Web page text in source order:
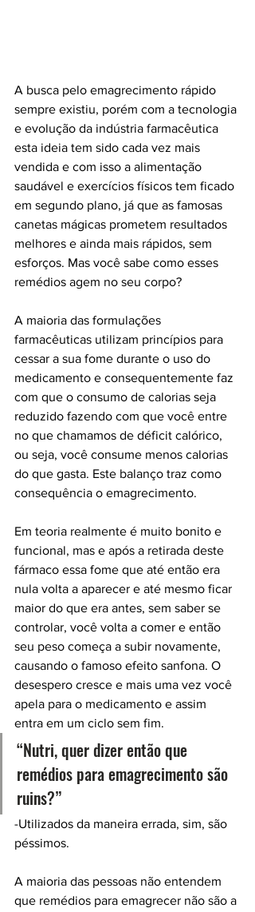
A busca pelo emagrecimento rápido
sempre existiu, porém com a tecnologia
e evolução da indústria farmacêutica
esta ideia tem sido cada vez mais
vendida e com isso a alimentação
saudável e exercícios físicos tem ficado
em segundo plano, já que as famosas
canetas mágicas prometem resultados
melhores e ainda mais rápidos, sem
esforços. Mas você sabe como esses
remédios agem no seu corpo?
A maioria das formulações
farmacêuticas utilizam princípios para
cessar a sua fome durante o uso do
medicamento e consequentemente faz
com que o consumo de calorias seja
reduzido fazendo com que você entre
no que chamamos de déficit calórico,
ou seja, você consume menos calorias
do que gasta. Este balanço traz como
consequência o emagrecimento.
Em teoria realmente é muito bonito e
funcional, mas e após a retirada deste
fármaco essa fome que até então era
nula volta a aparecer e até mesmo ficar
maior do que era antes, sem saber se
controlar, você volta a comer e então
seu peso começa a subir novamente,
causando o famoso efeito sanfona. O
desespero cresce e mais uma vez você
apela para o medicamento e assim
entra em um ciclo sem fim.
“Nutri, quer dizer então que
remédios para emagrecimento são
ruins?”
-Utilizados da maneira errada, sim, são
péssimos.
A maioria das pessoas não entendem
que remédios para emagrecer não são a